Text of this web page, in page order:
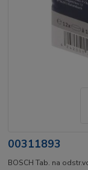
00311893
BOSCH Tab. na